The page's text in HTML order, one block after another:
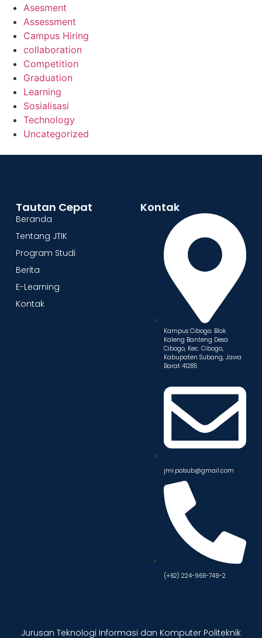
Asesment
Assessment
Campus Hiring
collaboration
Competition
Graduation
Learning
Sosialisasi
Technology
Uncategorized
Jurusan Teknologi Informasi dan Komputer Politeknik
Tautan Cepat
Beranda
Tentang JTIK
Program Studi
Berita
E-Learning
Kontak
Kontak
Kampus Cibogo: Blok
Kaleng Banteng Desa
Cibogo, Kec. Cibogo,
Kabupaten Subang, Jawa
Barat 41285
jmi.polsub@gmail.com
(+62) 224-966-749-2